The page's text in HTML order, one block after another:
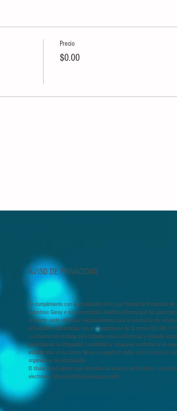
Precio
$0.00
AVISO DE PRIVACIDAD
En cumplimiento con lo establecido en la Ley Federal de Protección
Industrias Garay e Instrumentación Analítica informa que los datos
el cliente serán utilizados exclusivamente para la prestación de
actividades relacionadas con el cumplimiento de la norma ISO/IEC
La información recibida será tratada como confidencial y utilizada
garantizando su integridad, trazabilidad y resguardo conforme a los
establecidos en la norma. No se compartirán datos con terceros sin
organismos de acreditación.
El titular podrá ejercer sus derechos de acceso, rectificación,
electrónico: [direccion@industrialgaray.com].